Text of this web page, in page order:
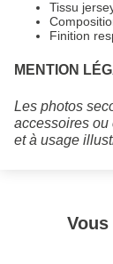
Tissu
Finition
MENTION
Les photos
accessoires ou
et à usage